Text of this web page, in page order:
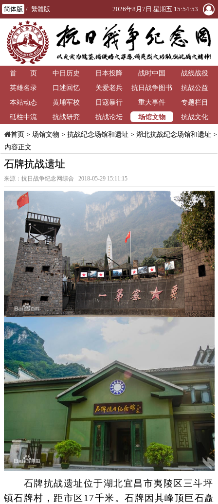
简体版 / 繁體版 2026年8月7日 星期五 15:54:53
首 页 中日历史 日本投降 战时中国
战线战役
英雄名录
口述回忆 关爱老兵
抗日战争图书
馆
抗战公益
本站动态
黄埔军校 日寇暴行 重大事件
专题栏目
砥柱中流
抗战研究 抗战论坛 场馆文物 抗战文化
首页> 场馆文物 > 抗战纪念场馆和遗址 > 湖北抗战纪念场馆和遗址 >
内容正文
石牌抗战遗址
来源：抗日战争纪念网综合 2018-05-29 15:11:15
石牌抗战遗址位于湖北宜昌市夷陵区三斗坪
镇石牌村，距市区17千米。石牌因其峰顶巨石矗